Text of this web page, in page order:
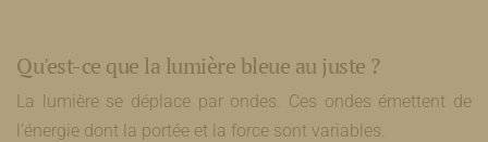
Qu'est-ce que la lumière bleue au juste ?
La lumière se déplace par ondes. Ces ondes émettent de
l’énergie dont la portée et la force sont variables.